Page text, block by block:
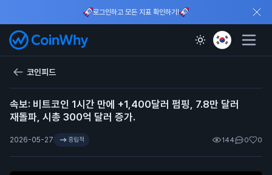
로그인하고 모든 지표 확인하기!
코인피드
속보: 비트코인 1시간 만에 +1,400달러 펌핑, 7.8만 달러
재돌파, 시총 300억 달러 증가.
2026-05-27 중립적 144 0 0